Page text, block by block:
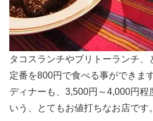
タコスランチやブリトーランチ
定番を800円で食べる事ができます
ディナーも、3,500円～4,000円程
いう、とてもお値打ちなお店です。